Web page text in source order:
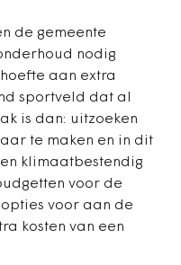
de gemeente
nodig
aan extra
sportveld dat al
is dan: uitzoeken
te maken en in dit
klimaatbestendig
voor de
voor aan de
kosten van een